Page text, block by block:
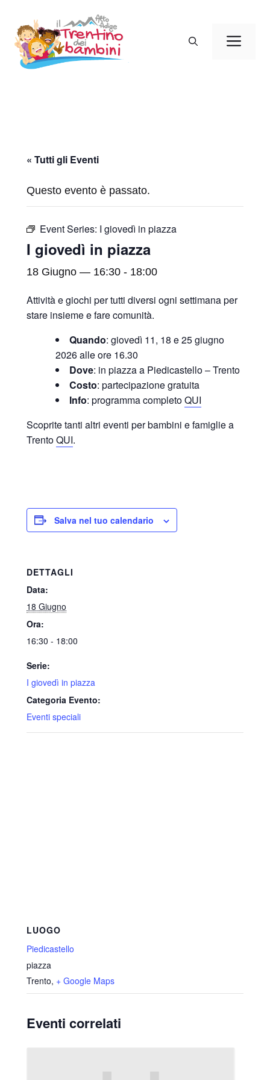
contenuto
« Tutti gli Eventi
Questo evento è passato.
Event Series: I giovedì in piazza
I giovedì in piazza
18 Giugno — 16:30 - 18:00
Attività e giochi per tutti diversi ogni settimana per
stare insieme e fare comunità.
Quando: giovedì 11, 18 e 25 giugno
2026 alle ore 16.30
Dove: in piazza a Piedicastello – Trento
Costo: partecipazione gratuita
Info: programma completoQUI
Scoprite tanti altri eventi per bambini e famiglie a
TrentoQUI.
Salva nel tuo calendario
DETTAGLI
Data:
18 Giugno
Ora:
16:30 - 18:00
Serie:
I giovedì in piazza
Categoria Evento:
Eventi speciali
LUOGO
Piedicastello
piazza
Trento, + Google Maps
Eventi correlati